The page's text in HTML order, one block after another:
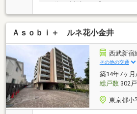
ら7分♪ 近隣には「スーパーあ
ーク」もあり生活しやすい環
分、保育園徒歩4分と子育て世
南西角地のゆとりある4SLDK 3
付きで全部屋からバルコニー
居ても陽当たり風通し良好な気
3.収納力が豊富な間取 サービス
ー、廊下収納付きで お部屋も
充実した設備■・和室・ワイド
クス 他（東村山市）南台小学
Ａｓｏｂｉ＋ ルネ花小金井
西武新宿
その他の交通
築14年7ヶ
総戸数302戸
東京都小